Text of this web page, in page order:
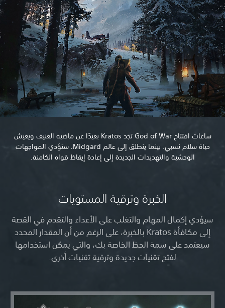
ساعات افتتاح God of War تجد Kratos بعيدًا عن ماضيه العنيف ويعيش
حياة سلام نسبي. بينما ينطلق إلى عالم Midgard، ستؤدي المواجهات
الوحشية والتهديدات الجديدة إلى إعادة إيقاظ قواه الكامنة.
الخبرة وترقية المستويات
سيؤدي إكمال المهام والتغلب على الأعداء والتقدم في القصة
إلى مكافأة Kratos بالخبرة، على الرغم من أن المقدار المحدد
سيعتمد على سمة الحظ الخاصة بك، والتي يمكن استخدامها
لفتح تقنيات جديدة وترقية تقنيات أخرى.